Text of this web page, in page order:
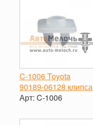
C-1006 Toyota
90189-06128 клипса
Арт: C-1006
-
+